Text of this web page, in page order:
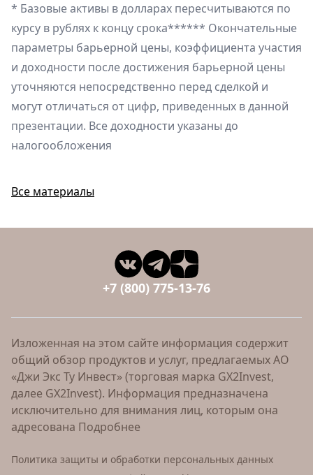
* Базовые активы в долларах пересчитываются по
курсу в рублях к концу срока****** Окончательные
параметры барьерной цены, коэффициента участия
и доходности после достижения барьерной цены
уточняются непосредственно перед сделкой и
могут отличаться от цифр, приведенных в данной
презентации. Все доходности указаны до
налогообложения
Все материалы
+7 (800) 775-13-76
Изложенная на этом сайте информация содержит
общий обзор продуктов и услуг, предлагаемых АО
«Джи Экс Ту Инвест» (торговая марка GX2Invest,
далее GX2Invest). Информация предназначена
исключительно для внимания лиц, которым она
адресована Подробнее
Политика защиты и обработки персональных данных